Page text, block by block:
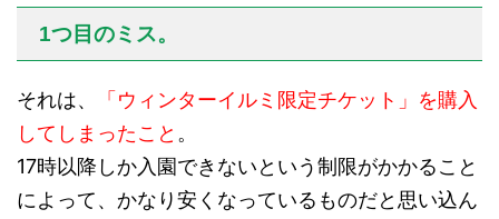
1つ目のミス。
それは、
「ウィンターイルミ限定チケット」を購入
してしまったこと 。
17時以降しか入園できないという制限がかかること
によって、かなり安くなっているものだと思い込ん